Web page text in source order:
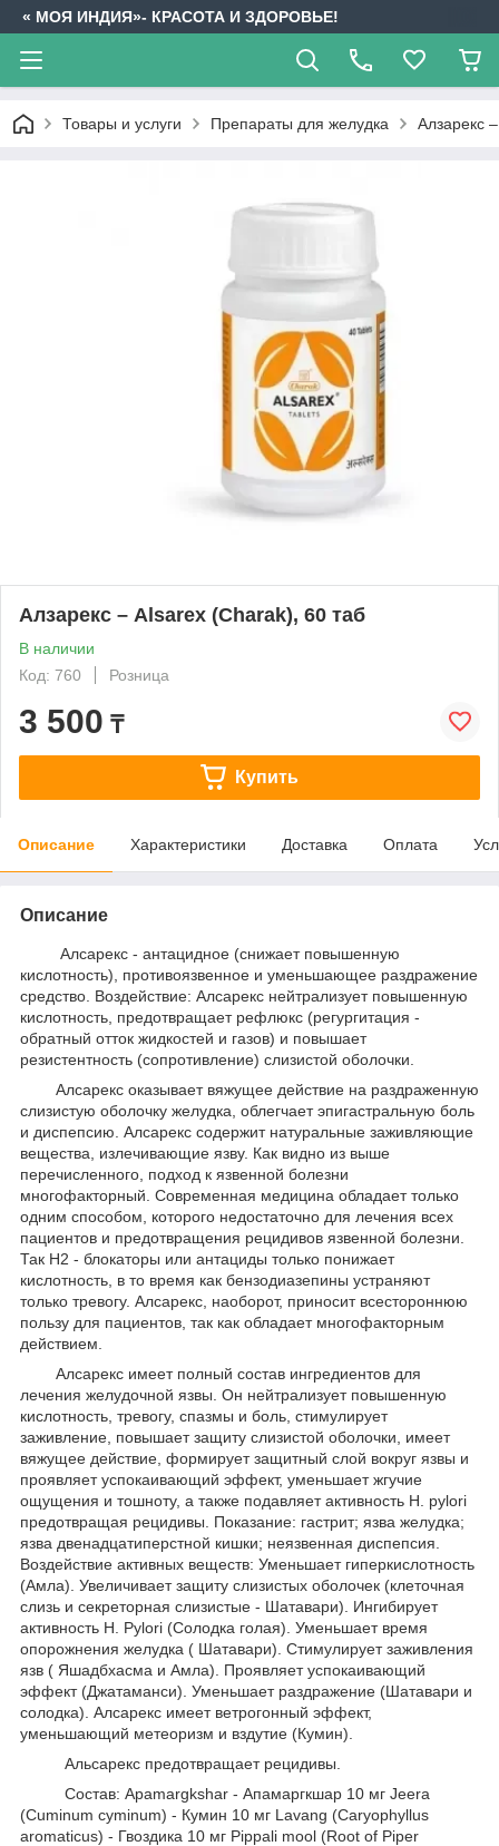
« МОЯ ИНДИЯ»- КРАСОТА И ЗДОРОВЬЕ!
Товары и услуги Препараты для желудка Алзарекс
Алзарекс – Alsarex (Charak), 60 таб
В наличии
Код: 760
Розница
3 500 ₸
Купить
Описание Характеристики Доставка Оплата
Описание
Алсарекс - антацидное (снижает повышенную
кислотность), противоязвенное и уменьшающее раздражение
средство. Воздействие: Алсарекс нейтрализует повышенную
кислотность, предотвращает рефлюкс (регургитация -
обратный отток жидкостей и газов) и повышает
резистентность (сопротивление) слизистой оболочки.
Алсарекс оказывает вяжущее действие на раздраженную
слизистую оболочку желудка, облегчает эпигастральную боль
и диспепсию. Алсарекс содержит натуральные заживляющие
вещества, излечивающие язву. Как видно из выше
перечисленного, подход к язвенной болезни
многофакторный. Современная медицина обладает только
одним способом, которого недостаточно для лечения всех
пациентов и предотвращения рецидивов язвенной болезни.
Так Н2 - блокаторы или антациды только понижает
кислотность, в то время как бензодиазепины устраняют
только тревогу. Алсарекс, наоборот, приносит всестороннюю
пользу для пациентов, так как обладает многофакторным
действием.
Алсарекс имеет полный состав ингредиентов для
лечения желудочной язвы. Он нейтрализует повышенную
кислотность, тревогу, спазмы и боль, стимулирует
заживление, повышает защиту слизистой оболочки, имеет
вяжущее действие, формирует защитный слой вокруг язвы и
проявляет успокаивающий эффект, уменьшает жгучие
ощущения и тошноту, а также подавляет активность H. pylori
предотвращая рецидивы. Показание: гастрит; язва желудка;
язва двенадцатиперстной кишки; неязвенная диспепсия.
Воздействие активных веществ: Уменьшает гиперкислотность
(Амла). Увеличивает защиту слизистых оболочек (клеточная
слизь и секреторная слизистые - Шатавари). Ингибирует
активность H. Pylori (Солодка голая). Уменьшает время
опорожнения желудка ( Шатавари). Стимулирует заживления
язв ( Яшадбхасма и Амла). Проявляет успокаивающий
эффект (Джатаманси). Уменьшает раздражение (Шатавари и
солодка). Алсарекс имеет ветрогонный эффект,
уменьшающий метеоризм и вздутие (Кумин).
Альсарекс предотвращает рецидивы.
Состав: Apamargkshar - Апамаргкшар 10 мг Jeera
(Cuminum cyminum) - Кумин 10 мг Lavang (Caryophyllus
aromaticus) - Гвоздика 10 мг Pippali mool (Root of Piper